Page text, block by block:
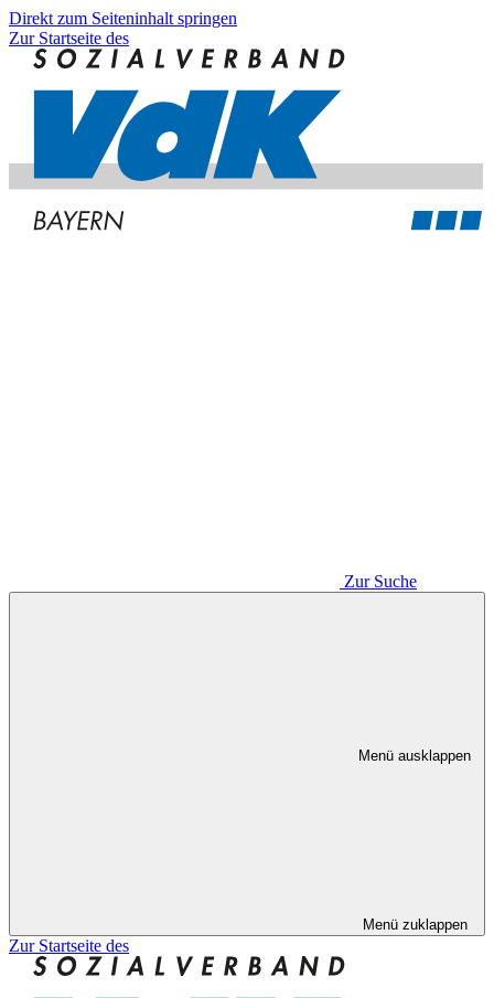
Direkt zum Seiteninhalt springen
Zur Startseite des
Zur Suche
Menü ausklappen
Menü zuklappen
Zur Startseite des